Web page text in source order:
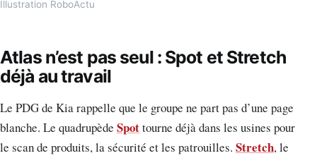
Illustration RoboActu
Atlas n’est pas seul : Spot et Stretch
déjà au travail
Le PDG de Kia rappelle que le groupe ne part pas d’une page
blanche. Le quadrupède Spottourne déjà dans les usines pour
le scan de produits, la sécurité et les patrouilles. Stretch, le